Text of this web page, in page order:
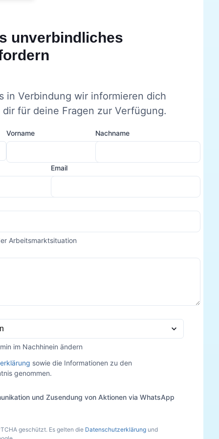
unverbindliches
in Verbindung wir informieren dich
für deine Fragen zur Verfügung.
Vorname Nachname
Email
Arbeitsmarktsituation
im Nachhinein ändern
sowie die Informationen zu den
genommen.
und Zusendung von Aktionen via WhatsApp
geschützt. Es gelten die Datenschutzerklärung und